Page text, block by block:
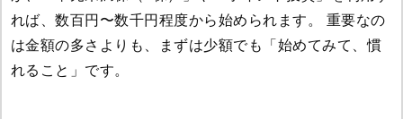
れば、数百円〜数千円程度から始められます。 重要なの
は金額の多さよりも、まずは少額でも「始めてみて、慣
れること」です。